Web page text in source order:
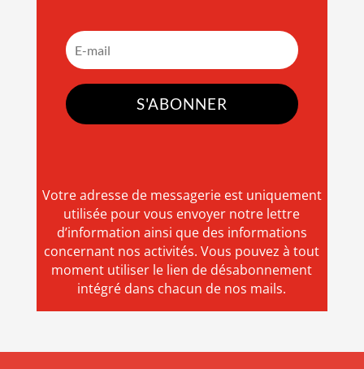
S'ABONNER
Votre adresse de messagerie est uniquement
utilisée pour vous envoyer notre lettre
d’information ainsi que des informations
concernant nos activités. Vous pouvez à tout
moment utiliser le lien de désabonnement
intégré dans chacun de nos mails.